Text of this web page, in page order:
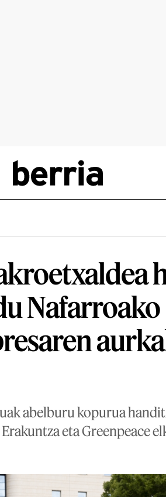
Nafarroako
abelburu kopurua
eta Greenpeace